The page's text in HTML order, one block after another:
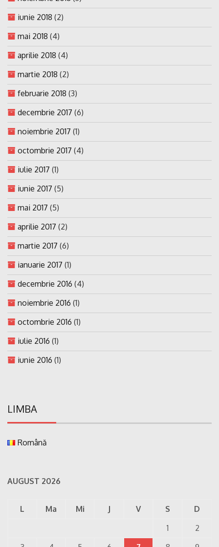
iunie 2018 (2)
mai 2018 (4)
aprilie 2018 (4)
martie 2018 (2)
februarie 2018 (3)
decembrie 2017 (6)
noiembrie 2017 (1)
octombrie 2017 (4)
iulie 2017 (1)
iunie 2017 (5)
mai 2017 (5)
aprilie 2017 (2)
martie 2017 (6)
ianuarie 2017 (1)
decembrie 2016 (4)
noiembrie 2016 (1)
octombrie 2016 (1)
iulie 2016 (1)
iunie 2016 (1)
LIMBA
Română
AUGUST 2026
L Ma Mi J V S
D
1
2